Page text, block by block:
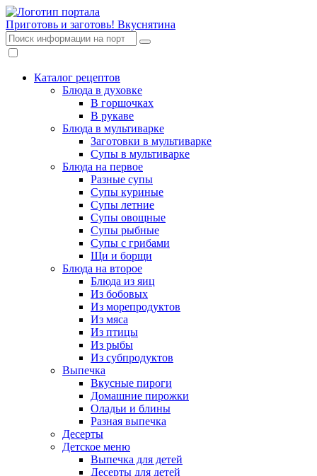
Приготовь и заготовь! Вкуснятина
Каталог рецептов
Блюда в духовке
В горшочках
В рукаве
Блюда в мультиварке
Заготовки в мультиварке
Супы в мультиварке
Блюда на первое
Разные супы
Супы куриные
Супы летние
Супы овощные
Супы рыбные
Супы с грибами
Щи и борщи
Блюда на второе
Блюда из яиц
Из бобовых
Из морепродуктов
Из мяса
Из птицы
Из рыбы
Из субпродуктов
Выпечка
Вкусные пироги
Домашние пирожки
Оладьи и блины
Разная выпечка
Десерты
Детское меню
Выпечка для детей
Десерты для детей